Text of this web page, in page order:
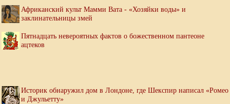
Африканский культ Мамми Вата - «Хозяйки воды» и
заклинательницы змей
Пятнадцать невероятных фактов о божественном пантеоне
ацтеков
Историк обнаружил дом в Лондоне, где Шекспир написал «Ромео
и Джульетту»